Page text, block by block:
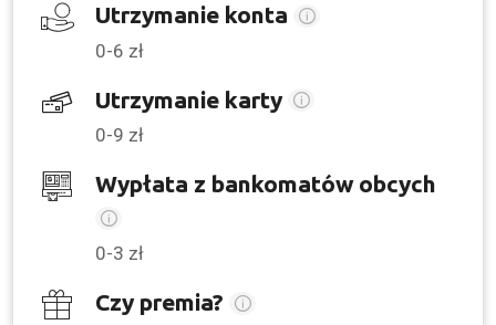
Utrzymanie konta
0-6 zł
Utrzymanie karty
0-9 zł
Wypłata z bankomatów obcych
0-3 zł
Czy premia?